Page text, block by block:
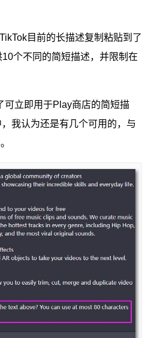
目前的长描述复制粘贴到了
个不同的简短描述，并限制在
可立即用于Play商店的简短描
我认为还是有几个可用的，与